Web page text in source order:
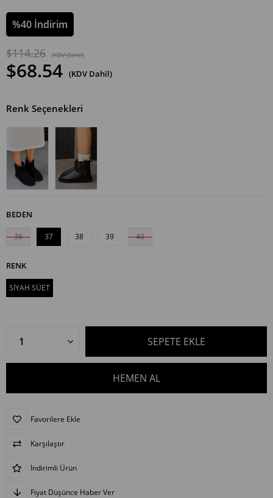
%40 İndirim
$114.26 (KDV Dahil)
$68.54 (KDV Dahil)
Renk Seçenekleri
BEDEN
36 37 38 39 40
RENK
SİYAH SÜET
Favorilere Ekle
Karşılaştır
İndirimli Ürün
Fiyat Düşünce Haber Ver